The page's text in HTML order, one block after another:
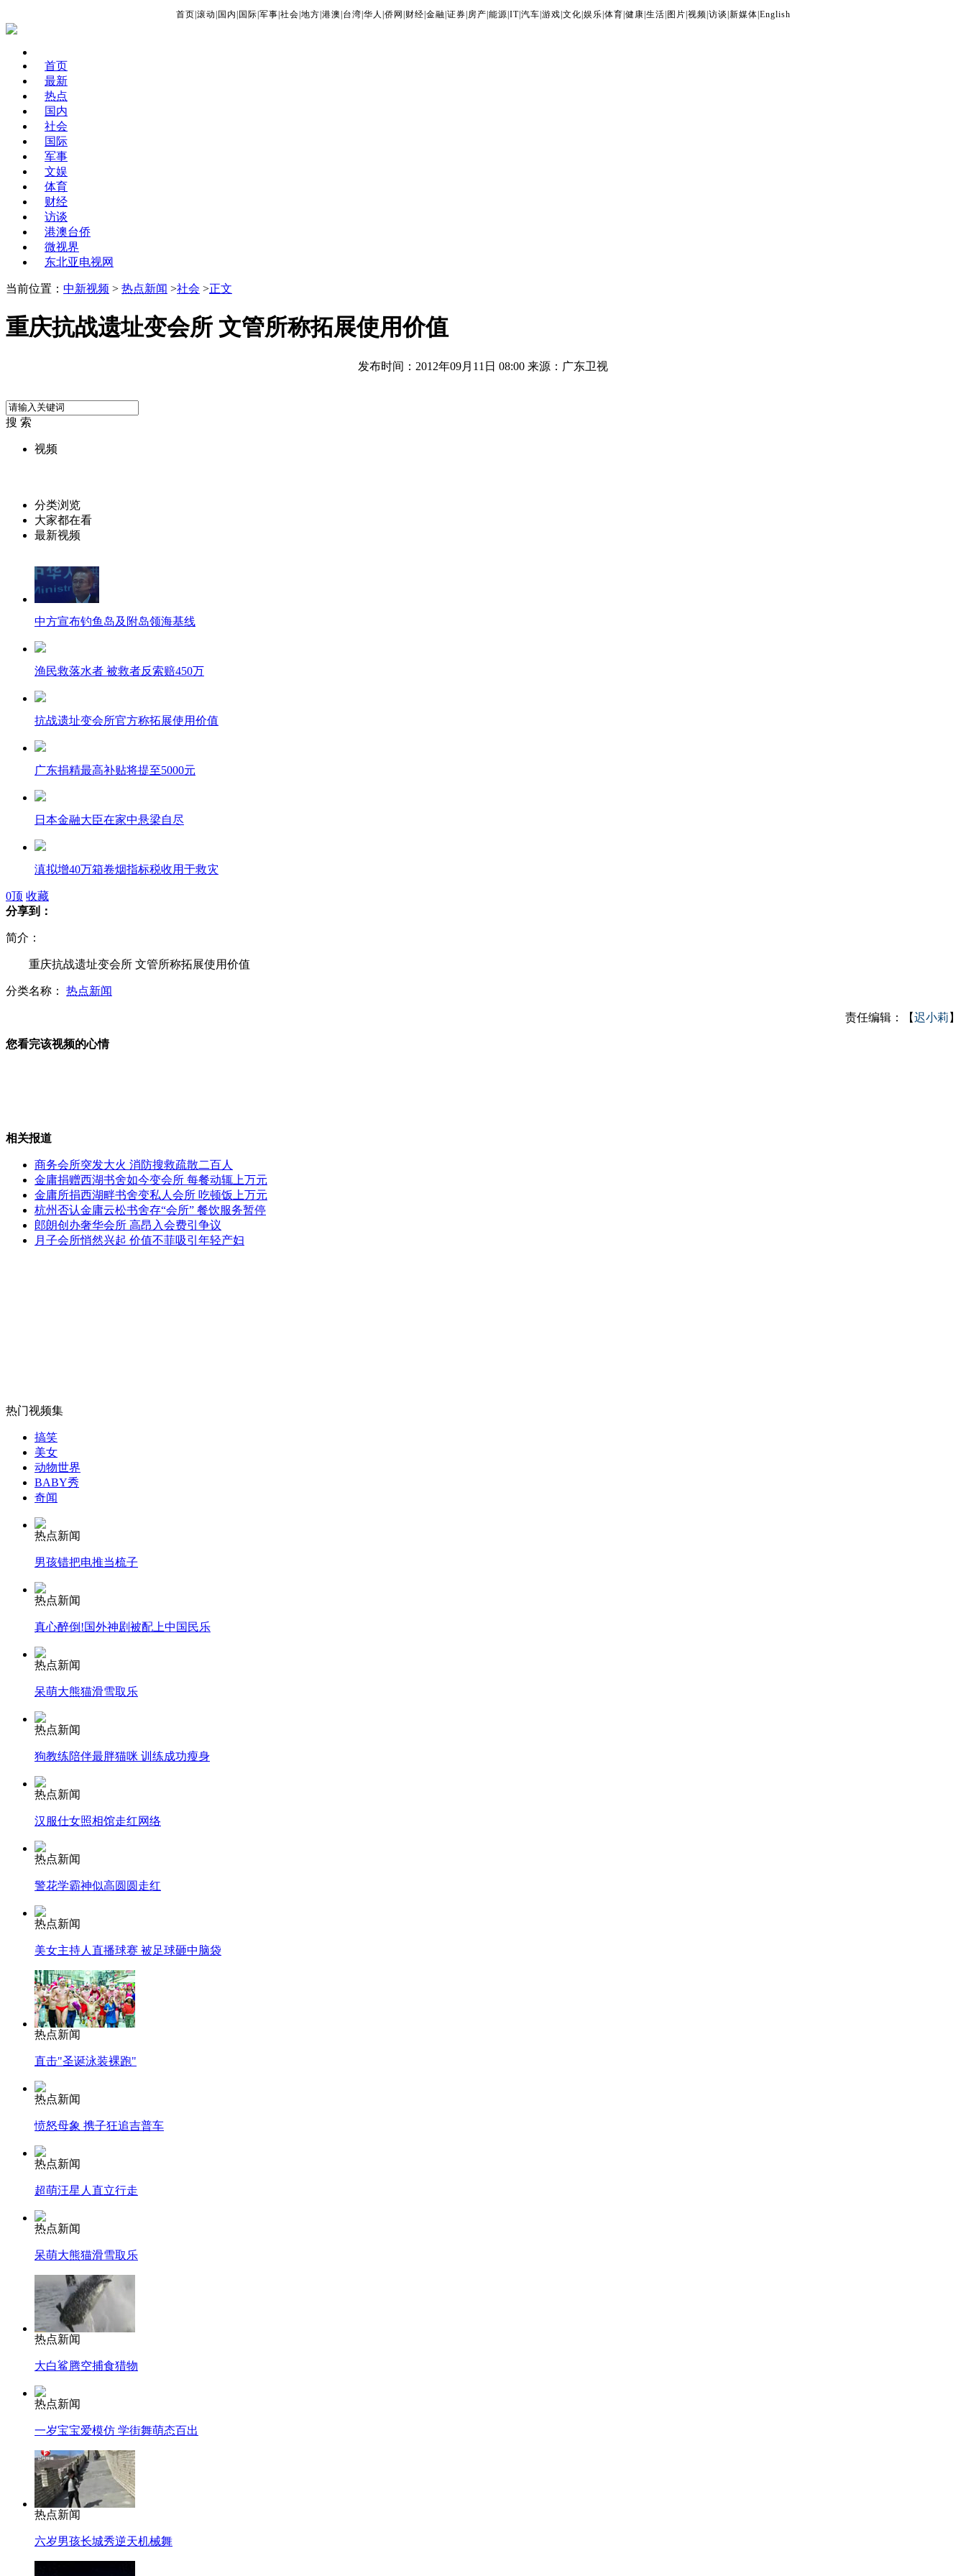
首页 滚动 国内 国际 军事 社会 地方 港澳 台湾 华人 侨网 财经 金融 证券 房产 能源 IT| 汽车 游戏 文化 娱乐 体育 健康 生活 图片 视频 访谈 新媒体 English
首页
最新
热点
国内
社会
国际
军事
文娱
体育
财经
访谈
港澳台侨
微视界
东北亚电视网
当前位置： 中新视频 > 热点新闻 >社会 >正文
重庆抗战遗址变会所 文管所称拓展使用价值
发布时间：2012年09月11日 08:00 来源：广东卫视
搜 索
视频
分类浏览
大家都在看
最新视频
中方宣布钓鱼岛及附岛领海基线
渔民救落水者 被救者反索赔450万
抗战遗址变会所官方称拓展使用价值
广东捐精最高补贴将提至5000元
日本金融大臣在家中悬梁自尽
滇拟增40万箱卷烟指标税收用于救灾
英国“半心”女童起死回生
长沙5000名工人集体跳操减压
女孩北京地铁殴打老人 痛下狠手拳打脚踢
无痛分娩是否安全 医生回应
安徽一实载49人客车翻车
走！跟着总书记去植树
纽约上演“枕头大战”
0顶 收藏
分享到：
简介：
重庆抗战遗址变会所 文管所称拓展使用价值
分类名称： 热点新闻
责任编辑：【迟小莉 】
您看完该视频的心情
相关报道
商务会所突发大火 消防搜救疏散二百人
金庸捐赠西湖书舍如今变会所 每餐动辄上万元
金庸所捐西湖畔书舍变私人会所 吃顿饭上万元
杭州否认金庸云松书舍存“会所” 餐饮服务暂停
郎朗创办奢华会所 高昂入会费引争议
月子会所悄然兴起 价值不菲吸引年轻产妇
热门视频集
搞笑
美女
动物世界
BABY秀
奇闻
热点新闻
男孩错把电推当梳子
热点新闻
真心醉倒!国外神剧被配上中国民乐
热点新闻
呆萌大熊猫滑雪取乐
热点新闻
狗教练陪伴最胖猫咪 训练成功瘦身
热点新闻
汉服仕女照相馆走红网络
热点新闻
警花学霸神似高圆圆走红
热点新闻
美女主持人直播球赛 被足球砸中脑袋
热点新闻
直击"圣诞泳装裸跑"
热点新闻
愤怒母象 携子狂追吉普车
热点新闻
超萌汪星人直立行走
热点新闻
呆萌大熊猫滑雪取乐
热点新闻
大白鲨腾空捕食猎物
热点新闻
一岁宝宝爱模仿 学街舞萌态百出
热点新闻
六岁男孩长城秀逆天机械舞